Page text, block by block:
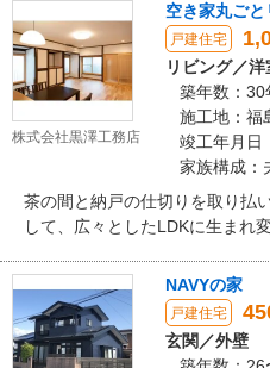
株式会社黒澤工務店
空き家丸ご
戸建住宅
リビング／
築年数：30
施工地：福
竣工年月日
家族構成：
茶の間と納戸の仕切りを取り払
して、広々としたLDKに生まれ
を取り入れ、明るい空間となっ
NAVYの家
戸建住宅
玄関／外壁